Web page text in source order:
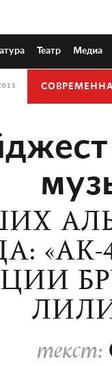
Театр Медиа
«АК-
текст: